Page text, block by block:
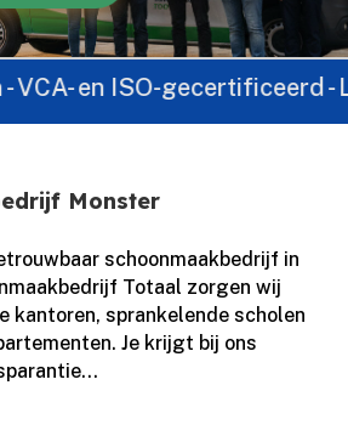
ISO-gecertificeerd -
Monster
schoonmaakbedrijf in
Totaal zorgen wij
kantoren, sprankelende scholen
Je krijgt bij ons